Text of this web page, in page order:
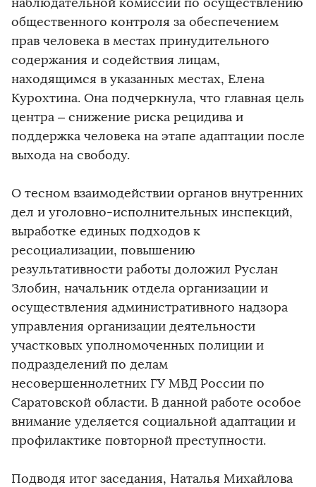
общественного контроля за обеспечением
прав человека в местах принудительного
содержания и содействия лицам,
находящимся в указанных местах, Елена
Курохтина. Она подчеркнула, что главная цель
центра – снижение риска рецидива и
поддержка человека на этапе адаптации после
выхода на свободу.
О тесном взаимодействии органов внутренних
дел и уголовно-исполнительных инспекций,
выработке единых подходов к
ресоциализации, повышению
результативности работы доложил Руслан
Злобин, начальник отдела организации и
осуществления административного надзора
управления организации деятельности
участковых уполномоченных полиции и
подразделений по делам
несовершеннолетних ГУ МВД России по
Саратовской области. В данной работе особое
внимание уделяется социальной адаптации и
профилактике повторной преступности.
Подводя итог заседания, Наталья Михайлова